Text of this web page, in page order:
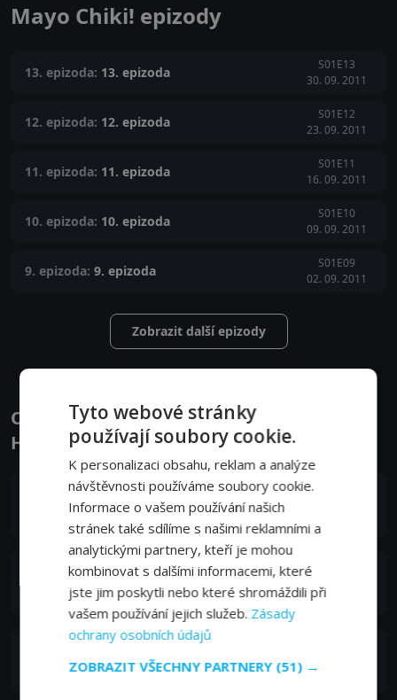
Mayo Chiki! epizody
13. epizoda: 13. epizoda
S01E13
30. 09. 2011
12. epizoda: 12. epizoda
S01E12
23. 09. 2011
11. epizoda: 11. epizoda
S01E11
16. 09. 2011
10. epizoda: 10. epizoda
S01E10
09. 09. 2011
9. epizoda: 9. epizoda
S01E09
02. 09. 2011
Zobrazit další epizody
Obsazení filmu nebo pořadu Mayo Chiki! -
Herci a tvůrci
Juka Iguči
Subaru Konoe (voice)
Satoši Hino
Kinjiro Sakamachi (voice)
Kanade Suzutsuki (voice)
Tyto webové stránky
používají soubory cookie.
K personalizaci obsahu, reklam a analýze
návštěvnosti používáme soubory cookie.
Informace o vašem používání našich
stránek také sdílíme s našimi reklamními a
analytickými partnery, kteří je mohou
kombinovat s dalšími informacemi, které
jste jim poskytli nebo které shromáždili při
vašem používání jejich služeb. Zásady
ochrany osobních údajů
ZOBRAZIT VŠECHNY PARTNERY (51) →